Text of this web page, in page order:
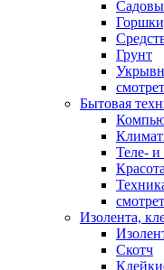
Грунт
Бытовая
Теле- и
Изолента,
Скотч